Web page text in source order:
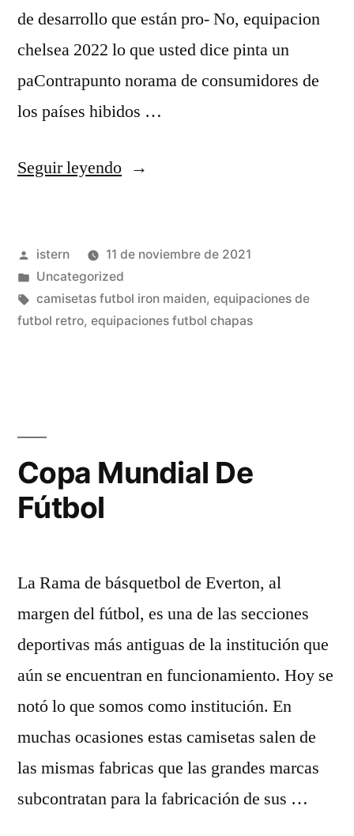
de desarrollo que están pro- No, equipacion
chelsea 2022 lo que usted dice pinta un
paContrapunto norama de consumidores de
los países hibidos …
Seguir leyendo«La
Vuelve
A
Alertar
De
Publicado
por
istern
11 de noviembre de 2021
Publicado
en
Uncategorized
Etiquetas:
camisetas futbol iron maiden, equipaciones de
futbol retro, equipaciones futbol chapas
Copa Mundial De
Fútbol
La Rama de básquetbol de Everton, al
margen del fútbol, es una de las secciones
deportivas más antiguas de la institución que
aún se encuentran en funcionamiento. Hoy se
notó lo que somos como institución. En
muchas ocasiones estas camisetas salen de
las mismas fabricas que las grandes marcas
subcontratan para la fabricación de sus …